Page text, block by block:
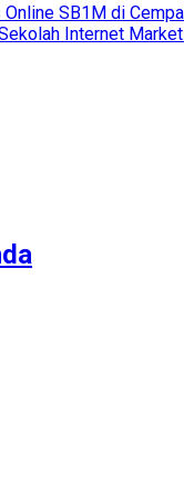
SB1M di
Internet